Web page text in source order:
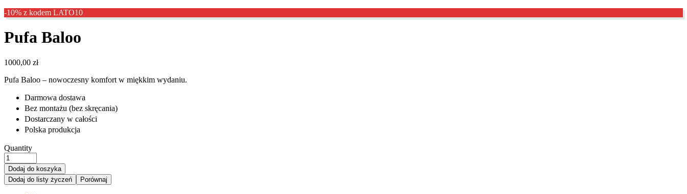
-10% z kodem LATO10
Pufa Baloo
1000,00 zł
Pufa Baloo – nowoczesny komfort w miękkim wydaniu.
ㅤDarmowa dostawa
ㅤBez montażu (bez skręcania)
ㅤDostarczany w całości
ㅤPolska produkcja
Quantity
Dodaj do koszyka
Dodaj do listy życzeń
Porównaj